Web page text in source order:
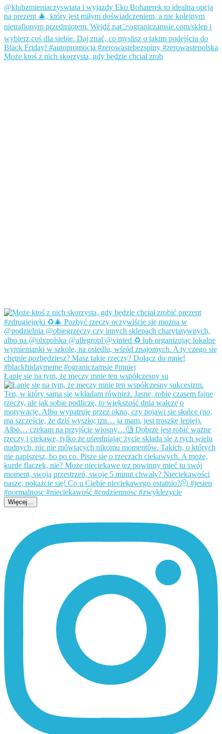
Może ktoś z nich skorzysta, gdy będzie chciał zrob
Łapię się na tym, że męczy mnie ten współczesny su
Więcej...